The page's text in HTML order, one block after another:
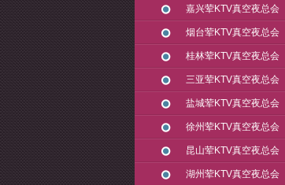
嘉兴荤KTV真空夜总会
烟台荤KTV真空夜总会
桂林荤KTV真空夜总会
三亚荤KTV真空夜总会
盐城荤KTV真空夜总会
徐州荤KTV真空夜总会
昆山荤KTV真空夜总会
湖州荤KTV真空夜总会